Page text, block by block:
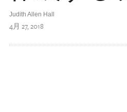
Judith Allen Hall
4月 27, 2018